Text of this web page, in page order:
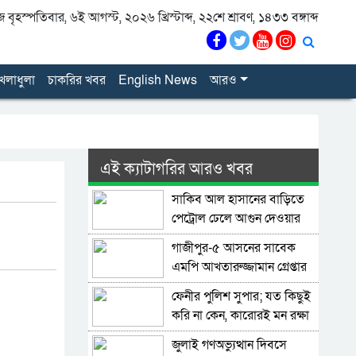
৬ই আগস্ট, ২০২৬ খ্রিস্টাব্দ, ২২শে শ্রাবণ, ১৪৩৩ বঙ্গাব্দ
চাকরির খবর English News আরও
এই ক্যাটাগরির আরও খবর
সাকিব আল হাসানের বাড়িতে
পেট্রোল ঢেলে আগুন দেওয়ার
চেষ্টা, ভাঙচুর
গাজীপুর-৫ আসনের সাবেক
এমপি আখতারুজ্জামান গ্রেপ্তার
ফেনীর পুলিশ সুপার; যত কিছুই
করি না কেন, কারোরই মন রক্ষা
করতে পারি না
জুলাই গণঅভ্যুত্থান দিবসে